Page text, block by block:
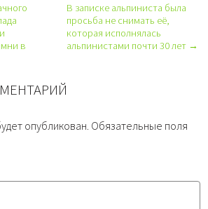
в
В записке альпиниста была
просьба не снимать её,
которая исполнялась
альпинистами почти 30 лет →
опубликован. Обязательные поля